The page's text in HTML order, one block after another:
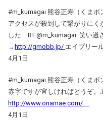
#m_kumagai 熊谷正寿（くまポ
アクセスが殺到して繋がりにく
した RT @m_kumagai: 笑い過
→ http://gmobb.jp/ エイプリー
4月1日
#m_kumagai 熊谷正寿（くまポ
赤字ですが宜しければどうぞ
http://www.onamae.com/
4月1日